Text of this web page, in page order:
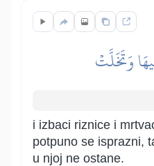
وَتَخَلَّتۡ
i izbaci riznice i
potpuno se isprazni,
u njoj ne ostane.